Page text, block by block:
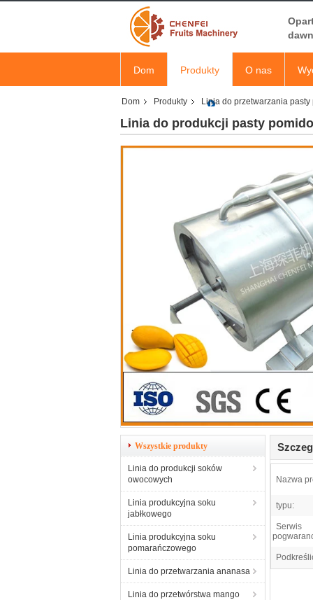
Dom Produkty O nas
Dom Produkty Linia do przetwarzania
Linia do produkcji pasty
Wszystkie produkty
Linia do produkcji soków
owocowych
Linia produkcyjna soku
jabłkowego
Linia produkcyjna soku
pomarańczowego
Linia do przetwarzania ananasa
Linia do przetwórstwa mango
Nazwa
typu:
Serwis